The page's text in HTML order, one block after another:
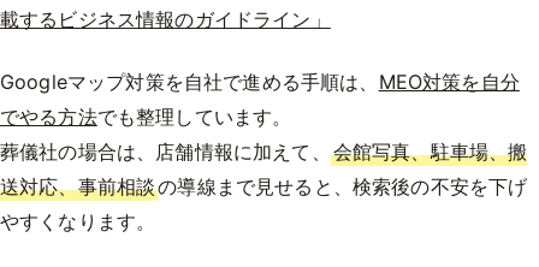
載するビジネス情報のガイドライン」
Googleマップ対策を自社で進める手順は、 MEO対策を自分
でやる方法でも整理しています。
葬儀社の場合は、店舗情報に加えて、 会館写真、駐車場、搬
送対応、事前相談の導線まで見せると、検索後の不安を下げ
やすくなります。